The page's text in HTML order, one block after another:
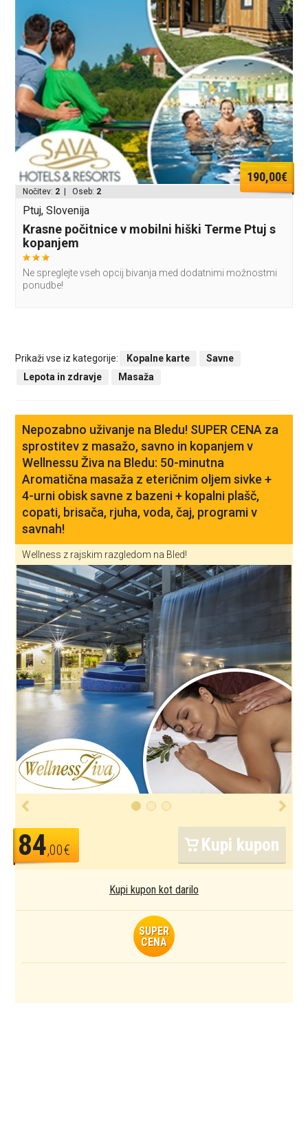
190,00€
Nočitev: 2 | Oseb: 2
Ptuj, Slovenija
Krasne počitnice v mobilni hiški Terme Ptuj s
kopanjem
Ne spreglejte vseh opcij bivanja med dodatnimi možnostmi
ponudbe!
Prikaži vse iz kategorije: Kopalne karte
Savne
Lepota in zdravje
Masaža
Nepozabno uživanje na Bledu! SUPER CENA za
sprostitev z masažo, savno in kopanjem v
Wellnessu Živa na Bledu: 50-minutna
Aromatična masaža z eteričnim oljem sivke +
4-urni obisk savne z bazeni + kopalni plašč,
copati, brisača, rjuha, voda, čaj, programi v
savnah!
Wellness z rajskim razgledom na Bled!
84,00€ Kupi kupon
Kupi kupon kot darilo
SUPER
CENA